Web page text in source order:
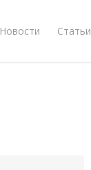
Новости Статьи